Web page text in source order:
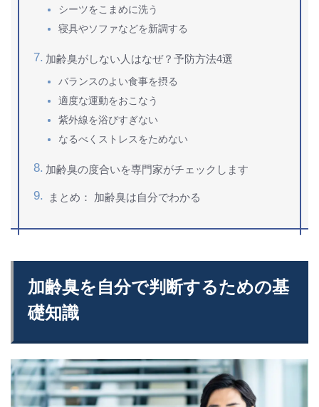
シーツをこまめに洗う
寝具やソファなどを新調する
加齢臭がしない人はなぜ？予防方法4選
バランスのよい食事を摂る
適度な運動をおこなう
紫外線を浴びすぎない
なるべくストレスをためない
加齢臭の度合いを専門家がチェックします
まとめ： 加齢臭は自分でわかる
加齢臭を自分で判断するための基
礎知識